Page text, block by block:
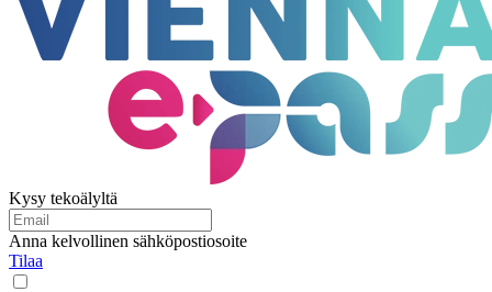
Kysy tekoälyltä
Anna kelvollinen sähköpostiosoite
Tilaa